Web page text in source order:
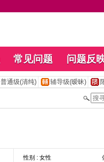
常见问题 问题反
普通级(清纯) 辅导级(暧昧)
性别 : 女性